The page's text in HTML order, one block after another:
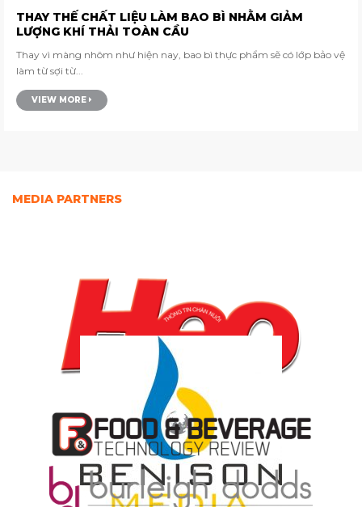
THAY THẾ CHẤT LIỆU LÀM BAO BÌ NHẰM GIẢM
LƯỢNG KHÍ THẢI TOÀN CẦU
Thay vì màng nhôm như hiện nay, bao bì thực phẩm sẽ có lớp bảo vệ
làm từ sợi từ...
VIEW MORE
MEDIA PARTNERS